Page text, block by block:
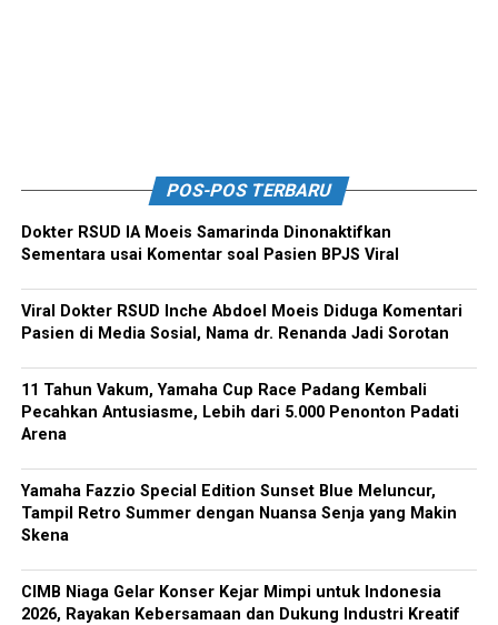
POS-POS TERBARU
Dokter RSUD IA Moeis Samarinda Dinonaktifkan
Sementara usai Komentar soal Pasien BPJS Viral
Viral Dokter RSUD Inche Abdoel Moeis Diduga Komentari
Pasien di Media Sosial, Nama dr. Renanda Jadi Sorotan
11 Tahun Vakum, Yamaha Cup Race Padang Kembali
Pecahkan Antusiasme, Lebih dari 5.000 Penonton Padati
Arena
Yamaha Fazzio Special Edition Sunset Blue Meluncur,
Tampil Retro Summer dengan Nuansa Senja yang Makin
Skena
CIMB Niaga Gelar Konser Kejar Mimpi untuk Indonesia
2026, Rayakan Kebersamaan dan Dukung Industri Kreatif